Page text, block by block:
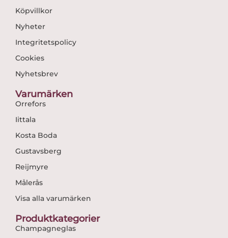
Köpvillkor
Nyheter
Integritetspolicy
Cookies
Nyhetsbrev
Varumärken
Orrefors
Iittala
Kosta Boda
Gustavsberg
Reijmyre
Målerås
Visa alla varumärken
Produktkategorier
Champagneglas